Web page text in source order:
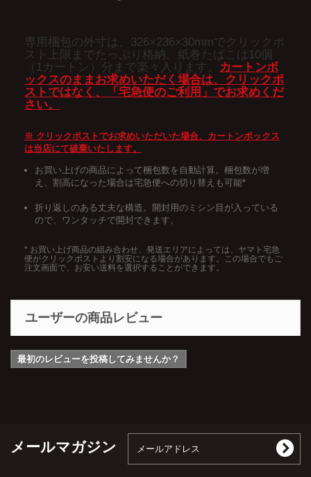
専用梱包の外寸は、326×236×30mmでクリックポ
スト上限までたっぷり格納。紙巻たばこは10個
（1カートン）分まで楽々入ります。
カートンボ
ックスのままお求めいただく場合は、クリックポ
ストではなく、「宅急便のご利用」でお求めくだ
さい。
※ クリックポストでお求めいただいた場合、カートンボックス
は当店にて破棄いたします。
お買い上げの商品によって梱包数を自動計算。梱包数が増
え、割高になった場合は宅急便への切り替えも可能*
折り返しのある丈夫な構造。開封用のミシン目が入っている
ので、ワンタッチで開封できます。
* お買い上げ商品の組み合わせ、発送エリアによっては、ヤマト宅急
便がクリックポストより割安になる場合があります。この場合でもご
注文画面で、お安い送料を選択することができます。
ユーザーの商品レビュー
最初のレビューを投稿してみませんか？
メールマガジン